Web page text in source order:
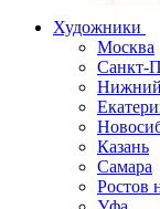
Художники
Москва
Санкт-
Казань
Самара
Ростов